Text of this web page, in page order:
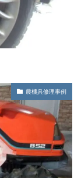
農機具修理事例